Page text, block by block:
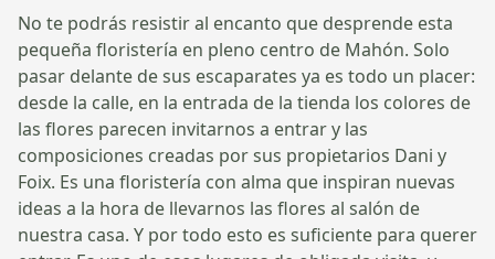
No te podrás resistir al encanto que desprende esta
pequeña floristería en pleno centro de Mahón. Solo
pasar delante de sus escaparates ya es todo un placer:
desde la calle, en la entrada de la tienda los colores de
las flores parecen invitarnos a entrar y las
composiciones creadas por sus propietarios Dani y
Foix. Es una floristería con alma que inspiran nuevas
ideas a la hora de llevarnos las flores al salón de
nuestra casa. Y por todo esto es suficiente para querer